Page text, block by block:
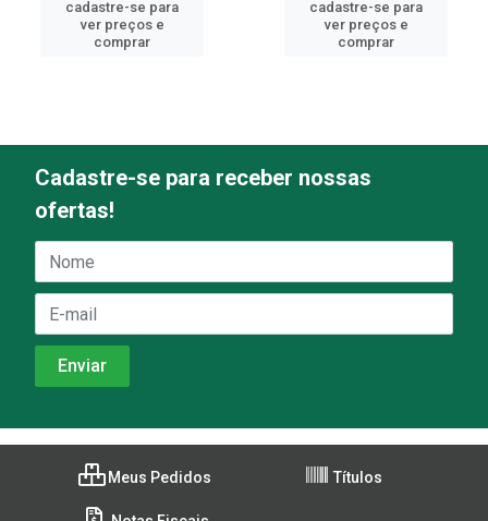
cadastre-se para
ver preços e
comprar
cadastre-se para
ver preços e
comprar
Cadastre-se para receber nossas
ofertas!
Meus Pedidos Títulos